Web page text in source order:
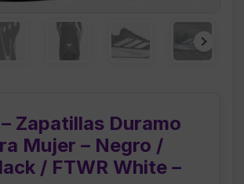
Zapatillas Duramo
Mujer – Negro /
/ FTWR White –